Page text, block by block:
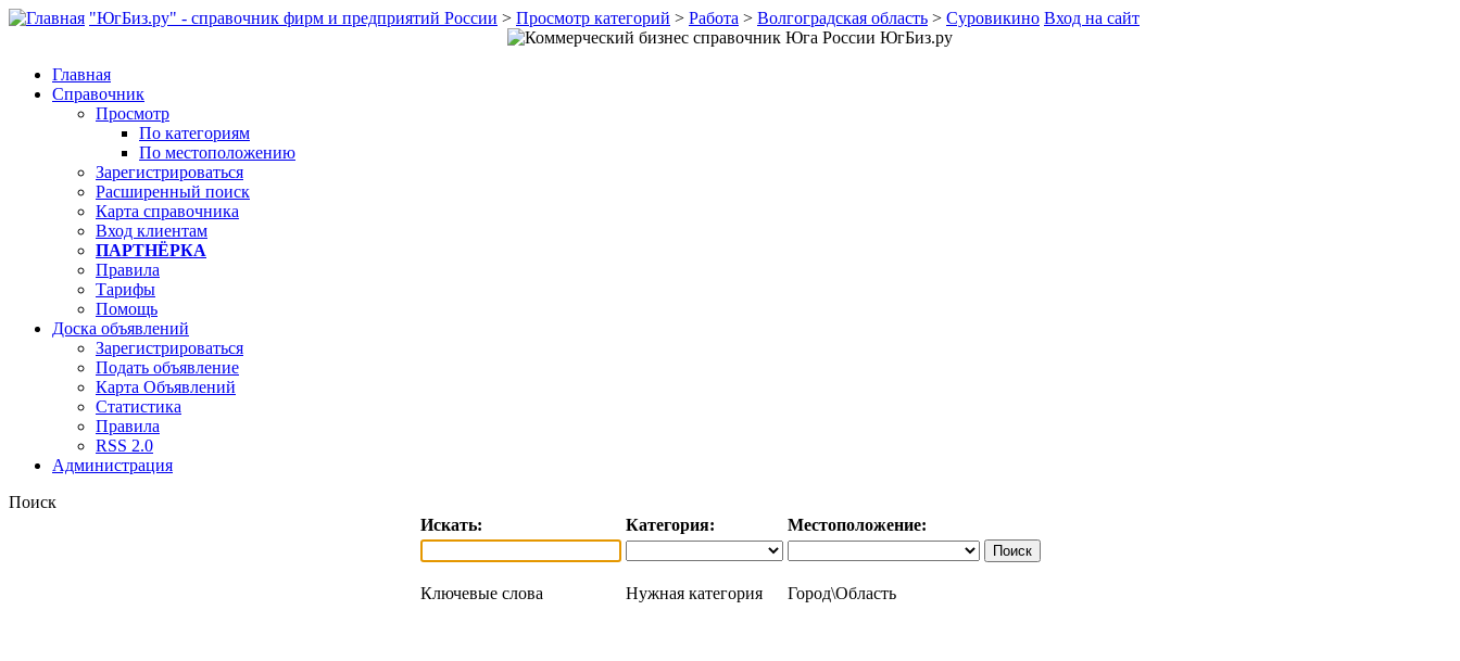
"ЮгБиз.ру" - справочник фирм и предприятий России > Просмотр категорий > Работа > Волгоградская область > Суровикино Вход на сайт
Главная
Справочник
Просмотр
По категориям
По местоположению
Зарегистрироваться
Расширенный поиск
Карта справочника
Вход клиентам
ПАРТНЁРКА
Правила
Тарифы
Помощь
Доска объявлений
Зарегистрироваться
Подать объявление
Карта Объявлений
Статистика
Правила
RSS 2.0
Администрация
Поиск
Искать:
Категория: Местоположение:
Ключевые слова Нужная категория Город\Область